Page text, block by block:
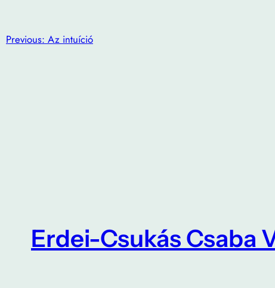
Previous: Az intuíció
Erdei-Csukás Csaba